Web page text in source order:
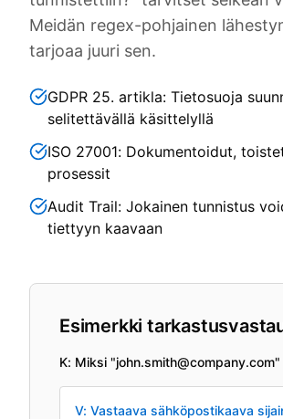
Meidän regex-pohjainen
tarjoaa juuri sen.
GDPR 25. artikla: Tietosuoja
selitettävällä käsittelyllä
ISO 27001: Dokumentoidut,
prosessit
Audit Trail: Jokainen tunnistus
tiettyyn kaavaan
Esimerkki
K: Miksi
V: Vastaava sähköpostikaava